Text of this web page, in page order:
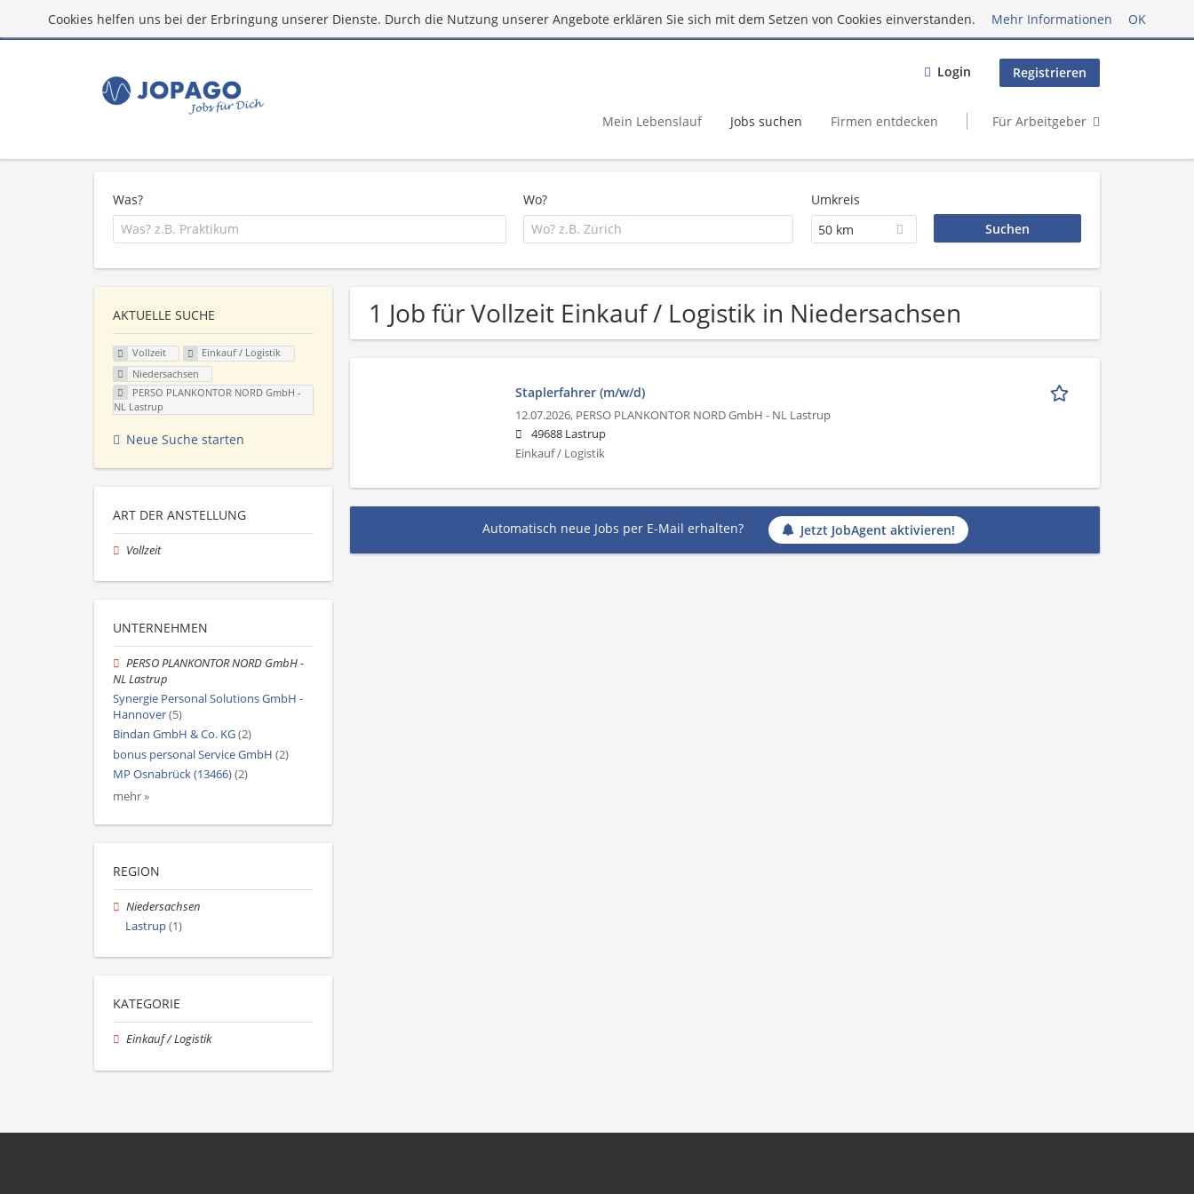
Cookies helfen uns bei der Erbringung unserer Dienste. Durch die Nutzung unserer Angebote erklären Sie sich mit dem Setzen von Cookies einverstanden. Mehr Informationen OK
Login Registrieren
Mein Lebenslauf Jobs suchen Firmen entdecken Für Arbeitgeber
Was? Wo?
Umkreis
50 km
1 Job für Vollzeit Einkauf / Logistik in Niedersachsen
Staplerfahrer (m/w/d)
12.07.2026, PERSO PLANKONTOR NORD GmbH - NL Lastrup
49688 Lastrup
Einkauf / Logistik
Automatisch neue Jobs per E-Mail erhalten? Jetzt JobAgent aktivieren!
AKTUELLE SUCHE
Vollzeit
Einkauf / Logistik
Niedersachsen
PERSO PLANKONTOR NORD GmbH -
NL Lastrup
Neue Suche starten
ART DER ANSTELLUNG
Vollzeit
UNTERNEHMEN
PERSO PLANKONTOR NORD GmbH -
NL Lastrup
Synergie Personal Solutions GmbH -
Hannover(5)
Bindan GmbH & Co. KG(2)
bonus personal Service GmbH (2)
MP Osnabrück (13466)(2)
mehr »
REGION
Niedersachsen
Lastrup(1)
KATEGORIE
Einkauf / Logistik